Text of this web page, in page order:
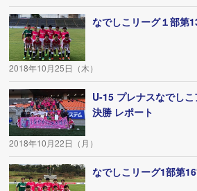
なでしこリーグ１部第
2018年10月25日（木）
U-15 プレナスなでし
決勝 レポート
2018年10月22日（月）
なでしこリーグ1部第